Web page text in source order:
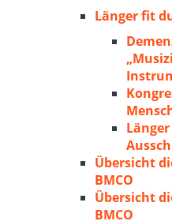
Länger fit
Übersicht
BMCO
Übersicht
BMCO